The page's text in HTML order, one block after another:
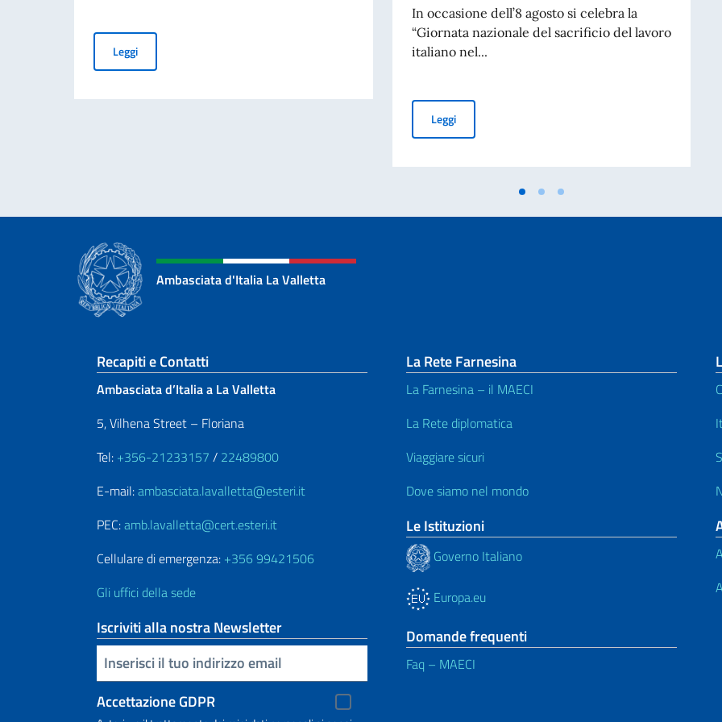
LeggiAVVISO ESPLORATIVO DI MANIFESTAZIONE DI INTERESSE PER LA FORMAZIONE DI UN ELENCO DI PROFESSIONISTI
In occasione dell’8 agosto si celebra la
“Giornata nazionale del sacrificio del lavoro
italiano nel...
LeggiMESSAGGIO DEL VICE PRESIDENTE DEL CONSIGLIO
Ambasciata d'Italia La Valletta
Sezione footer
Recapiti e Contatti
Ambasciata d’Italia a La Valletta
5, Vilhena Street – Floriana
Tel: +356-21233157 / 22489800
E-mail:ambasciata.lavalletta@esteri.it
PEC:amb.lavalletta@cert.esteri.it
Cellulare di emergenza: +356 99421506
Gli uffici della sede
Iscriviti alla nostra Newsletter
Inserisci la tua email
Accettazione GDPR
La Rete Farnesina
La Farnesina – il MAECI
La Rete diplomatica
Viaggiare sicuri
Dove siamo nel mondo
Le Istituzioni
Governo Italiano
Europa.eu
Domande frequenti
Faq – MAECI